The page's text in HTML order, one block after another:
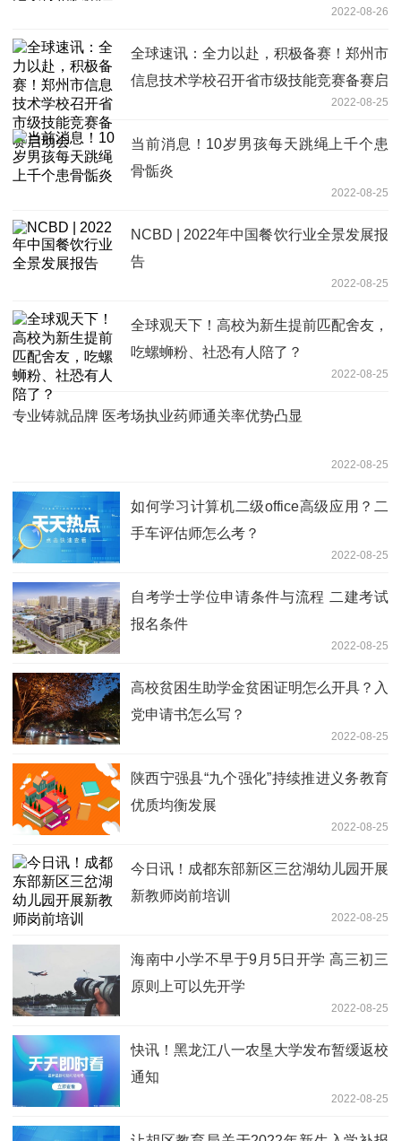
2022-08-26
全球速讯：全力以赴，积极备赛！郑州市
信息技术学校召开省市级技能竞赛备赛启
2022-08-25
当前消息！10岁男孩每天跳绳上千个患
骨骺炎
2022-08-25
NCBD | 2022年中国餐饮行业全景发展报
告
2022-08-25
全球观天下！高校为新生提前匹配舍友，
吃螺蛳粉、社恐有人陪了？
2022-08-25
专业铸就品牌 医考场执业药师通关率优势凸显
2022-08-25
如何学习计算机二级office高级应用？二
手车评估师怎么考？
2022-08-25
自考学士学位申请条件与流程 二建考试
报名条件
2022-08-25
高校贫困生助学金贫困证明怎么开具？入
党申请书怎么写？
2022-08-25
陕西宁强县“九个强化”持续推进义务教育
优质均衡发展
2022-08-25
今日讯！成都东部新区三岔湖幼儿园开展
新教师岗前培训
2022-08-25
海南中小学不早于9月5日开学 高三初三
原则上可以先开学
2022-08-25
快讯！黑龙江八一农垦大学发布暂缓返校
通知
2022-08-25